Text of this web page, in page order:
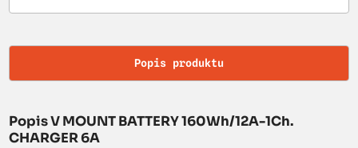
Popis produktu
Popis V MOUNT BATTERY 160Wh/12A-1Ch.
CHARGER 6A